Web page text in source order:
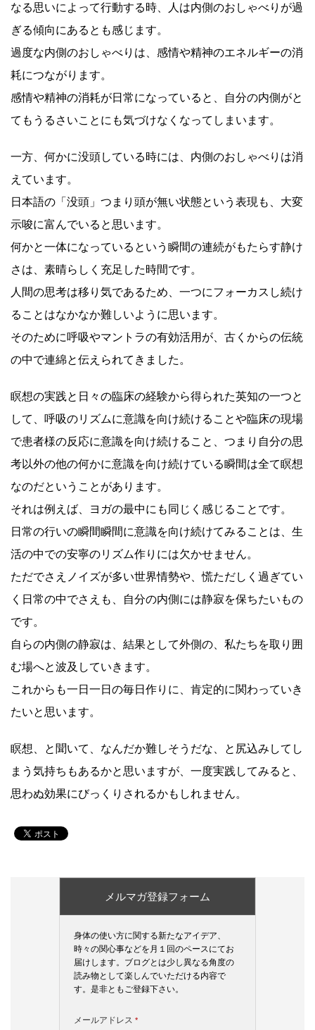
なる思いによって行動する時、人は内側のおしゃべりが過
ぎる傾向にあるとも感じます。
過度な内側のおしゃべりは、感情や精神のエネルギーの消
耗につながります。
感情や精神の消耗が日常になっていると、自分の内側がと
てもうるさいことにも気づけなくなってしまいます。
一方、何かに没頭している時には、内側のおしゃべりは消
えています。
日本語の「没頭」つまり頭が無い状態という表現も、大変
示唆に富んでいると思います。
何かと一体になっているという瞬間の連続がもたらす静け
さは、素晴らしく充足した時間です。
人間の思考は移り気であるため、一つにフォーカスし続け
ることはなかなか難しいように思います。
そのために呼吸やマントラの有効活用が、古くからの伝統
の中で連綿と伝えられてきました。
瞑想の実践と日々の臨床の経験から得られた英知の一つと
して、呼吸のリズムに意識を向け続けることや臨床の現場
で患者様の反応に意識を向け続けること、つまり自分の思
考以外の他の何かに意識を向け続けている瞬間は全て瞑想
なのだということがあります。
それは例えば、ヨガの最中にも同じく感じることです。
日常の行いの瞬間瞬間に意識を向け続けてみることは、生
活の中での安寧のリズム作りには欠かせません。
ただでさえノイズが多い世界情勢や、慌ただしく過ぎてい
く日常の中でさえも、自分の内側には静寂を保ちたいもの
です。
自らの内側の静寂は、結果として外側の、私たちを取り囲
む場へと波及していきます。
これからも一日一日の毎日作りに、肯定的に関わっていき
たいと思います。
瞑想、と聞いて、なんだか難しそうだな、と尻込みしてし
まう気持ちもあるかと思いますが、一度実践してみると、
思わぬ効果にびっくりされるかもしれません。
メルマガ登録フォーム
身体の使い方に関する新たなアイデア、
時々の関心事などを月１回のペースにてお
届けします。ブログとは少し異なる角度の
読み物として楽しんでいただける内容で
す。是非ともご登録下さい。
メールアドレス *